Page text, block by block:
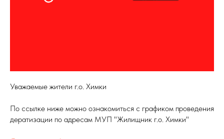
Уважаемые жители г.о. Химки
По ссылке ниже можно ознакомиться с графиком проведения
дератизации по адресам МУП "Жилищник г.о. Химки"